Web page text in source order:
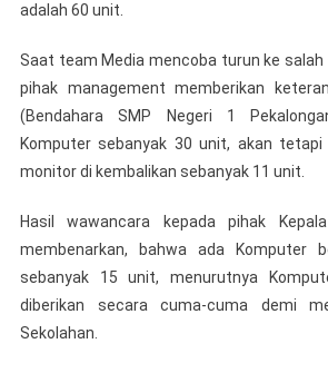
adalah 60 unit.
Saat team Media mencoba turun ke salah
pihak management memberikan
(Bendahara SMP Negeri 1
Komputer sebanyak 30 unit, akan tetapi
monitor di kembalikan sebanyak 11 unit.
Hasil wawancara kepada pihak
membenarkan, bahwa ada Komputer
sebanyak 15 unit, menurutnya
diberikan secara cuma-cuma demi
Sekolahan.